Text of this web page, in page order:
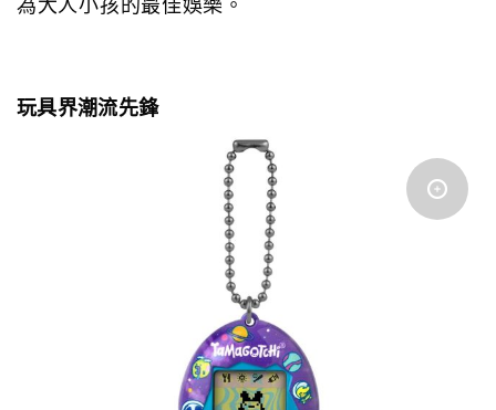
玩具界潮流先鋒